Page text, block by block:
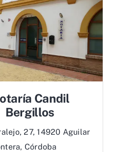
Candil
Bergillos
27, 14920 Aguilar
Córdoba